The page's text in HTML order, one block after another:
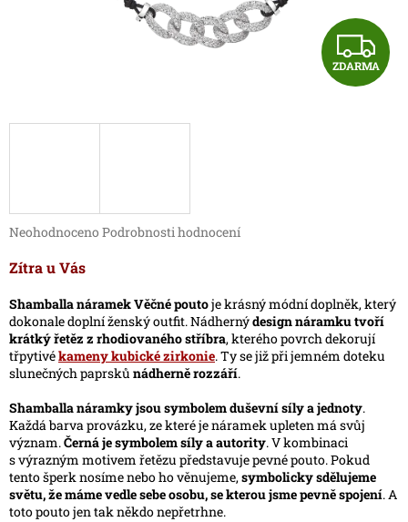
Z
D
ZDARMA
Průměrné
produktu
0,0
z
5
hvězdiček.
Neohodnoceno Podrobnosti hodnocení
Zítra u Vás
Shamballa náramekVěčné poutoje krásný módní doplněk, který
dokonale doplní ženský outfit. Nádhernýdesign náramku tvoří
krátký řetěz z rhodiovaného stříbra, kterého povrch dekorují
třpytivékameny kubické zirkonie. Ty se již při jemném doteku
slunečných paprsků nádherně rozzáří.
Shamballa náramky jsou symbolem duševní síly a jednoty.
Každá barva provázku, ze které je náramek upleten má svůj
význam.Černá je symbolem síly a autority. V kombinaci
s výrazným motivem řetězu představuje pevné pouto. Pokud
tento šperk nosíme nebo ho věnujeme,symbolicky sdělujeme
světu, že máme vedle sebe osobu, se kterou jsme pevně spojení. A
toto pouto jen tak někdo nepřetrhne.